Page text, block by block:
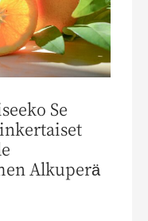
Se
Alkuperä